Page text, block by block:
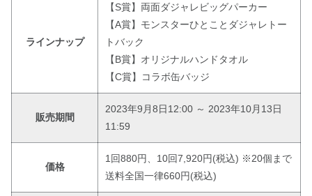
ラインナップ
【S賞】両面ダジャレビッグパーカー
【A賞】モンスターひとことダジャレトー
トバック
【B賞】オリジナルハンドタオル
【C賞】コラボ缶バッジ
販売期間
2023年9月8日12:00 ～ 2023年10月13日
11:59
価格
1回880円、10回7,920円(税込) ※20個まで
送料全国一律660円(税込)